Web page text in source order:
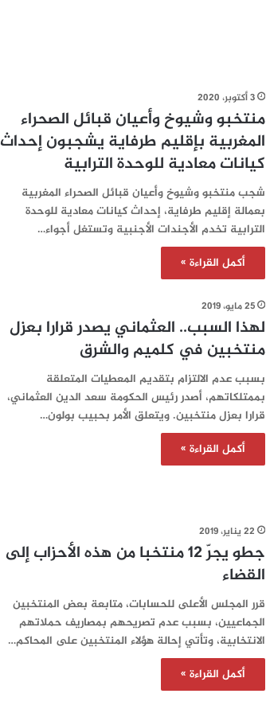
3 أكتوبر، 2020
منتخبو وشيوخ وأعيان قبائل الصحراء
المغربية بإقليم طرفاية يشجبون إحداث
كيانات معادية للوحدة الترابية
شجب منتخبو وشيوخ وأعيان قبائل الصحراء المغربية
بعمالة إقليم طرفاية، إحداث كيانات معادية للوحدة
الترابية تخدم الأجندات الأجنبية وتستغل أجواء…
أكمل القراءة »
25 مايو، 2019
لهذا السبب.. العثماني يصدر قرارا بعزل
منتخبين في كلميم والشرق
بسبب عدم الالتزام بتقديم المعطيات المتعلقة
بممتلكاتهم، أصدر رئيس الحكومة سعد الدين العثماني،
قرارا بعزل منتخبين. ويتعلق الأمر بحبيب بولون…
أكمل القراءة »
22 يناير، 2019
جطو يجرّ 12 منتخبا من هذه الأحزاب إلى
القضاء
قرر المجلس الأعلى للحسابات، متابعة بعض المنتخبين
الجماعيين، بسبب عدم تصريحهم بمصاريف حملاتهم
الانتخابية، وتأتي إحالة هؤلاء المنتخبين على المحاكم…
أكمل القراءة »